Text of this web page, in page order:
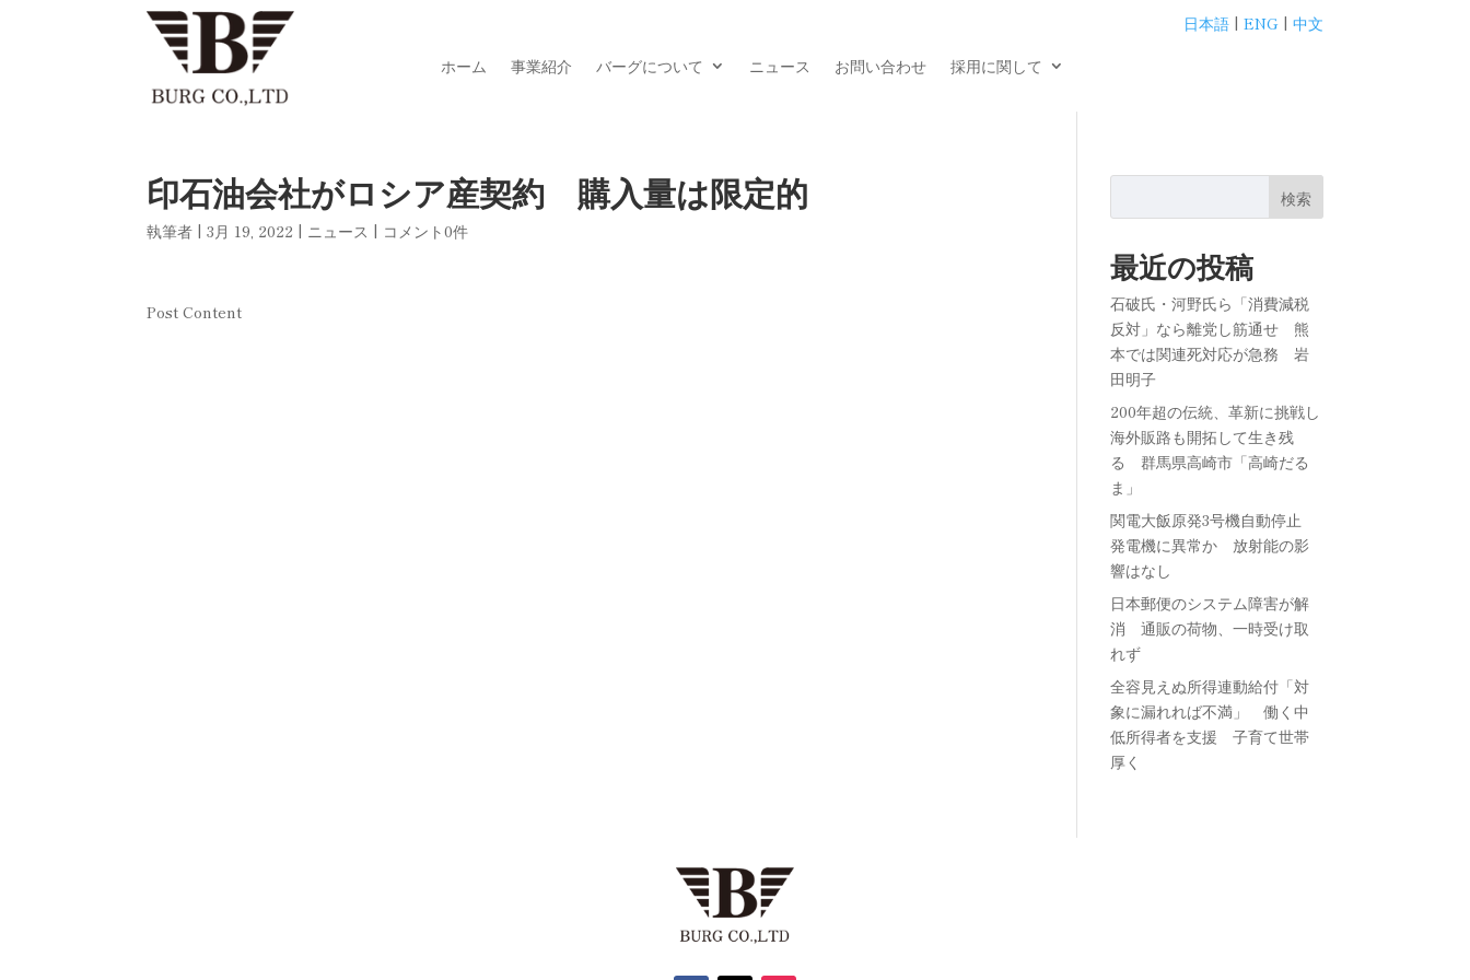
日本語| ENG| 中文
ホーム
事業紹介 バーグについて ニュース お問い合わせ 採用に関して
印石油会社がロシア産契約 購入量は限定的
執筆者 |3月 19, 2022 | ニュース | コメント0件
Post Content
検索
最近の投稿
石破氏・河野氏ら「消費減税
反対」なら離党し筋通せ 熊
本では関連死対応が急務 岩
田明子
200年超の伝統、革新に挑戦し
海外販路も開拓して生き残
る 群馬県高崎市「高崎だる
ま」
関電大飯原発3号機自動停止
発電機に異常か 放射能の影
響はなし
日本郵便のシステム障害が解
消 通販の荷物、一時受け取
れず
全容見えぬ所得連動給付「対
象に漏れれば不満」 働く中
低所得者を支援 子育て世帯
厚く